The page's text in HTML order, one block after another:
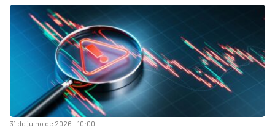
31 de julho de 2026 - 10:00